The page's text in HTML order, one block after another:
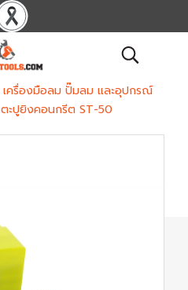
เครื่องมือลม ปั๊มลม และอุปกรณ์
ตะปูยิงคอนกรีต ST-50